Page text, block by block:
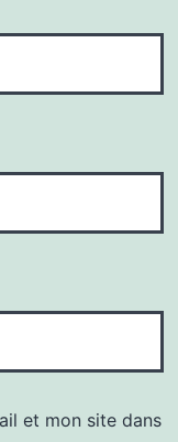
et mon site dans